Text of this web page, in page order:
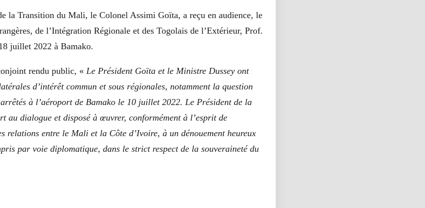
la Transition du Mali, le Colonel Assimi Goïta, a reçu en audience, le
de l’Intégration Régionale et des Togolais de l’Extérieur, Prof.
juillet 2022 à Bamako.
rendu public, « Le Président Goïta et le Ministre Dussey ont
d’intérêt commun et sous régionales, notamment la question
à l’aéroport de Bamako le 10 juillet 2022. Le Président de la
au dialogue et disposé à œuvrer, conformément à l’esprit de
relations entre le Mali et la Côte d’Ivoire, à un dénouement heureux
par voie diplomatique, dans le strict respect de la souveraineté du